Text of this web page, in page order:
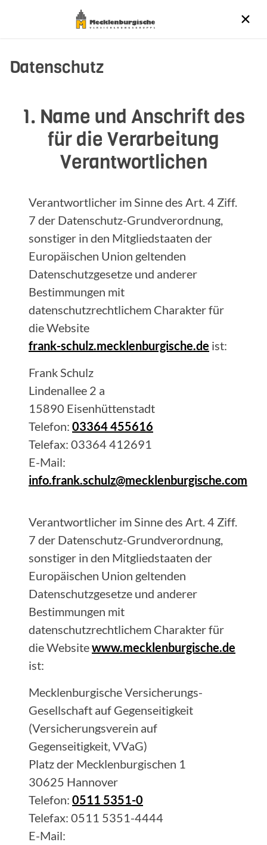
Datenschutz
1. Name und Anschrift des
für die Verarbeitung
Verantwortlichen
Verantwortlicher im Sinne des Art. 4 Ziff.
7 der Datenschutz-Grundverordnung,
sonstiger in den Mitgliedstaaten der
Europäischen Union geltenden
Datenschutzgesetze und anderer
Bestimmungen mit
datenschutzrechtlichem Charakter für
die Website
frank-schulz.mecklenburgische.de ist:
FrankSchulz
Lindenallee 2 a
15890 Eisenhüttenstadt
Telefon: 03364 455616
Telefax: 03364 412691
E-Mail:
info.frank.schulz@mecklenburgische.com
Verantwortlicher im Sinne des Art. 4 Ziff.
7 der Datenschutz-Grundverordnung,
sonstiger in den Mitgliedstaaten der
Europäischen Union geltenden
Datenschutzgesetze und anderer
Bestimmungen mit
datenschutzrechtlichem Charakter für
die Websitewww.mecklenburgische.de
ist:
Mecklenburgische Versicherungs-
Gesellschaft auf Gegenseitigkeit
(Versicherungsverein auf
Gegenseitigkeit, VVaG)
Platz der Mecklenburgischen 1
30625 Hannover
Telefon: 0511 5351-0
Telefax: 0511 5351-4444
E-Mail: